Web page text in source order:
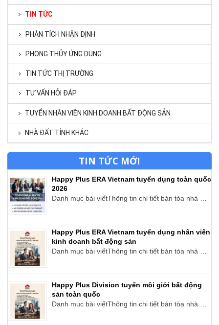
TIN TỨC
PHÂN TÍCH NHẬN ĐỊNH
PHONG THỦY ỨNG DỤNG
TIN TỨC THỊ TRƯỜNG
TƯ VẤN HỎI ĐÁP
TUYỂN NHÂN VIÊN KINH DOANH BẤT ĐỘNG SẢN
NHÀ ĐẤT TỈNH KHÁC
TIN TỨC MỚI
Happy Plus ERA Vietnam tuyển dụng toàn quốc
2026
Danh mục bài viếtThông tin chi tiết bán tòa nhà …
Happy Plus ERA Vietnam tuyển dụng nhân viên
kinh doanh bất động sản
Danh mục bài viếtThông tin chi tiết bán tòa nhà …
Happy Plus Division tuyển môi giới bất động
sản toàn quốc
Danh mục bài viếtThông tin chi tiết bán tòa nhà …